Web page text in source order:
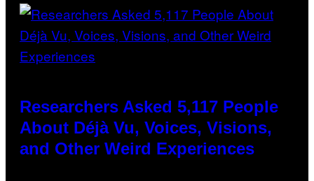
Researchers Asked 5,117 People
About Déjà Vu, Voices, Visions,
and Other Weird Experiences